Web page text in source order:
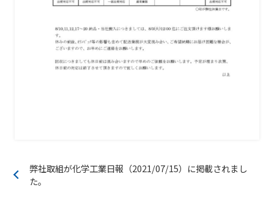
弊社取組が化学工業日報（2021/07/15）に掲載されまし
た。